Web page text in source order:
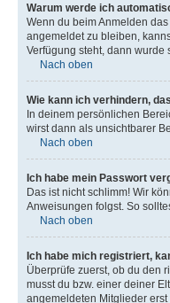
Warum werde ich
Wenn du beim Anmelden
angemeldet zu bleiben,
Verfügung steht, dann wurde
Nach oben
Wie kann ich verhindern,
In deinem persönlichen
wirst dann als unsichtbarer
Nach oben
Ich habe mein Passwort
Das ist nicht schlimm! Wir
Anweisungen folgst. So
Nach oben
Ich habe mich registriert,
Überprüfe zuerst, ob du den
musst du bzw. einer deiner
angemeldeten Mitglieder